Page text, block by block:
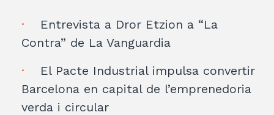
Entrevista a Dror Etzion a “La
Contra” de La Vanguardia
El Pacte Industrial impulsa convertir
Barcelona en capital de l’emprenedoria
verda i circular